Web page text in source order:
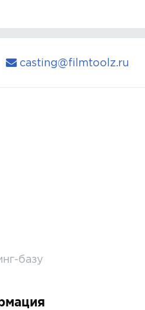
casting@filmtoolz.ru
базу